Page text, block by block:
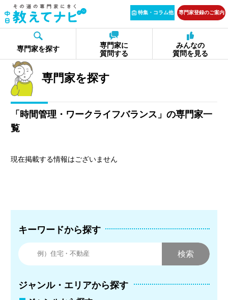
特集・コラム他 専門家登録のご案内
専門家を探す
専門家に
質問する
みんなの
質問を見る
専門家を探す
「時間管理・ワークライフバランス」の専門家一
覧
現在掲載する情報はございません
キーワードから探す
ジャンル・エリアから探す